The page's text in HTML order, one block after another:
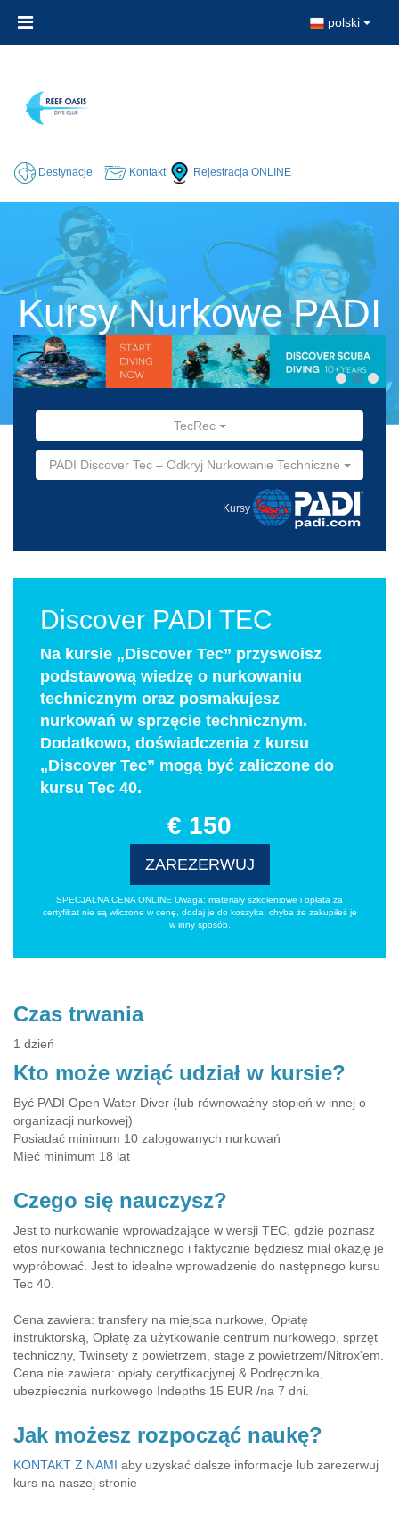
polski
Destynacje Kontakt Rejestracja ONLINE
Kursy Nurkowe PADI
TecRec
PADI Discover Tec – Odkryj Nurkowanie Techniczne
Kursy
Discover PADI TEC
Na kursie „Discover Tec” przyswoisz
podstawową wiedzę o nurkowaniu
technicznym oraz posmakujesz
nurkowań w sprzęcie technicznym.
Dodatkowo, doświadczenia z kursu
„Discover Tec” mogą być zaliczone do
kursu Tec 40.
€ 150
ZAREZERWUJ
SPECJALNA CENA ONLINE Uwaga: materiały szkoleniowe i opłata za
certyfikat nie są wliczone w cenę, dodaj je do koszyka, chyba że zakupiłeś je
w inny sposób.
Czas trwania
1 dzień
Kto może wziąć udział w kursie?
Być PADI Open Water Diver (lub równoważny stopień w innej o
organizacji nurkowej)
Posiadać minimum 10 zalogowanych nurkowań
Mieć minimum 18 lat
Czego się nauczysz?
Jest to nurkowanie wprowadzające w wersji TEC, gdzie poznasz
etos nurkowania technicznego i faktycznie będziesz miał okazję je
wypróbować. Jest to idealne wprowadzenie do następnego kursu
Tec 40.
Cena zawiera: transfery na miejsca nurkowe, Opłatę
instruktorską, Opłatę za użytkowanie centrum nurkowego, sprzęt
techniczny, Twinsety z powietrzem, stage z powietrzem/Nitrox'em.
Cena nie zawiera: opłaty cerytfikacjynej & Podręcznika,
ubezpiecznia nurkowego Indepths 15 EUR /na 7 dni.
Jak możesz rozpocząć naukę?
KONTAKT Z NAMI aby uzyskać dalsze informacje lub zarezerwuj
kurs na naszej stronie